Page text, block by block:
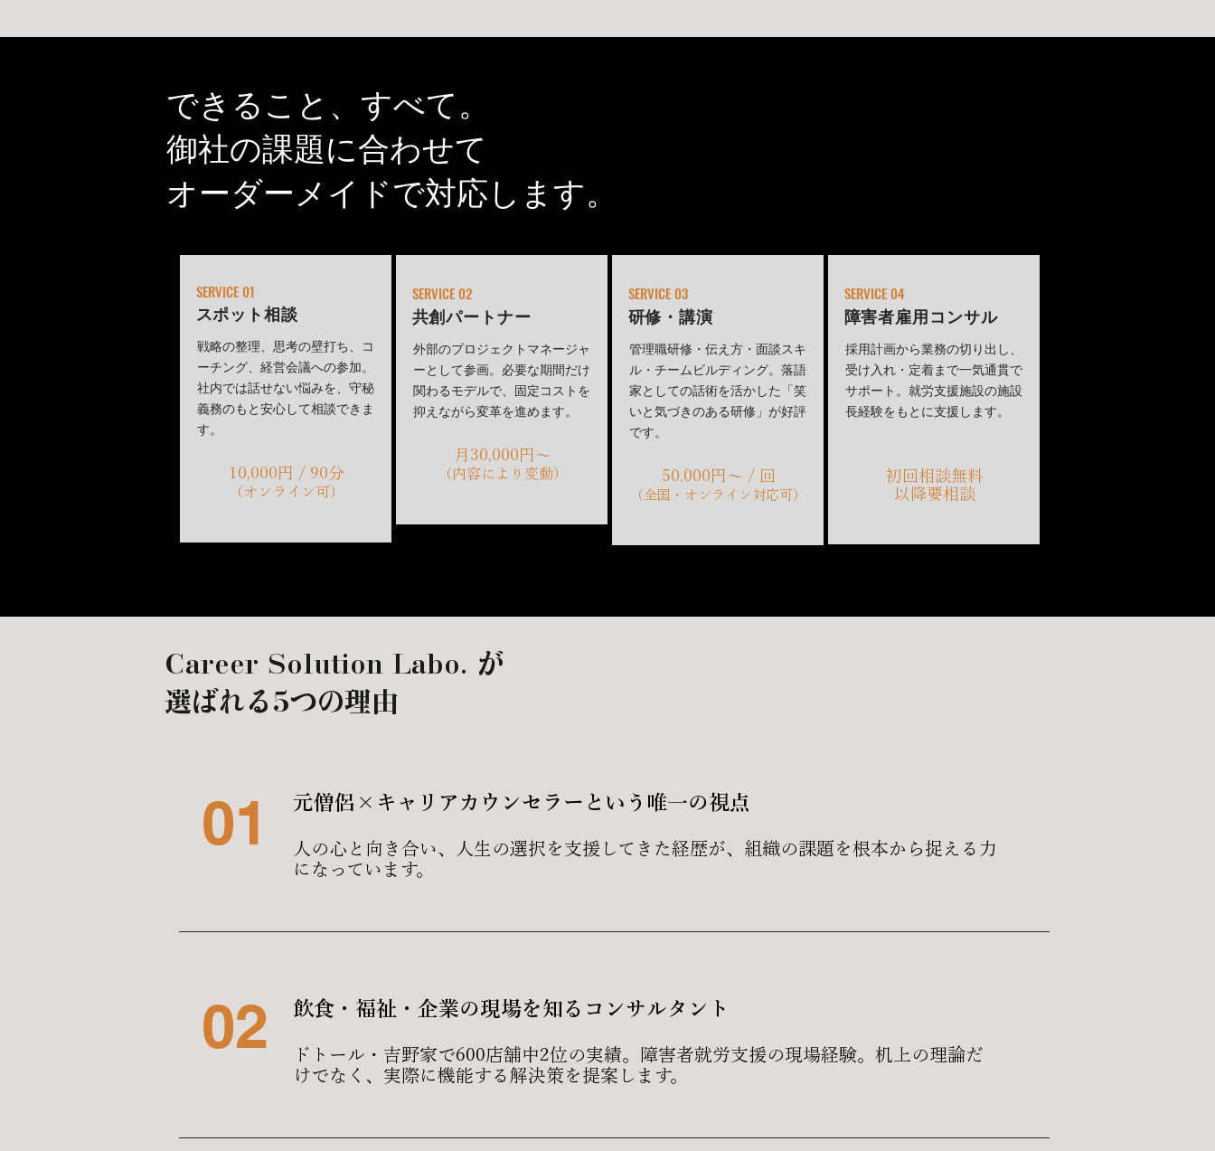
できること、すべて。
御社の課題に合わせて
オーダーメイドで対応します。
SERVICE 01
​スポット相談
戦略の整理、思考の壁打ち、コ
ーチング、経営会議への参加。
社内では話せない悩みを、守秘
義務のもと安心して相談できま
す。
10,000円 / 90分
（オンライン可）
SERVICE 02
​共創パートナー
外部のプロジェクトマネージャ
ーとして参画。必要な期間だけ
関わるモデルで、固定コストを
抑えながら変革を進めます。
月30,000円〜
（内容により変動）
SERVICE 03
研修・講演
管理職研修・伝え方・面談スキ
ル・チームビルディング。落語
家としての話術を活かした「笑
いと気づきのある研修」が好評
です。
50,000円〜 / 回
（全国・オンライン対応可）
SERVICE 04
障害者雇用コンサル
採用計画から業務の切り出し、
受け入れ・定着まで一気通貫で
サポート。就労支援施設の施設
長経験をもとに支援します。
初回相談無料
以降要相談
Career Solution Labo. が
選ばれる5つの理由
01 元僧侶×キャリアカウンセラーという唯一の視点
人の心と向き合い、人生の選択を支援してきた経歴が、組織の課題を根本から捉える力
になっています。
02 飲食・福祉・企業の現場を知るコンサルタント
​ドトール・吉野家で600店舗中2位の実績。障害者就労支援の現場経験。机上の理論だ
けでなく、実際に機能する解決策を提案します。